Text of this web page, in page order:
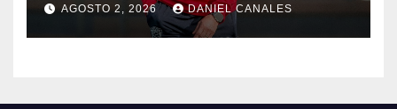
AGOSTO 2, 2026 DANIEL CANALES